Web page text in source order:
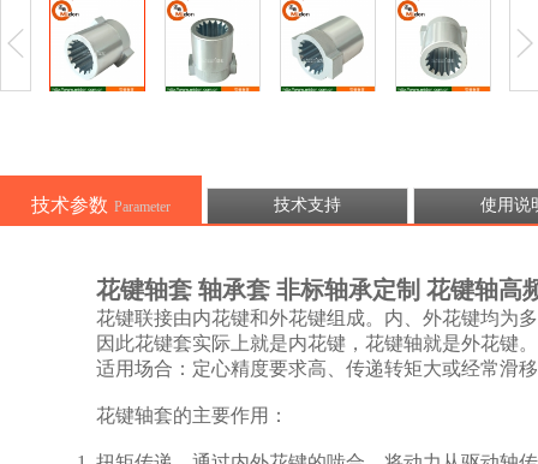
技术参数 Parameter 技术支持 使用说
花键轴套 轴承套 非标轴承定制 花键轴高
花键联接由内花键和外花键组成。内、外花键均为
因此花键套实际上就是内花键，花键轴就是外花键
适用场合：定心精度要求高、传递转矩大或经常滑
花键轴套的主要作用：